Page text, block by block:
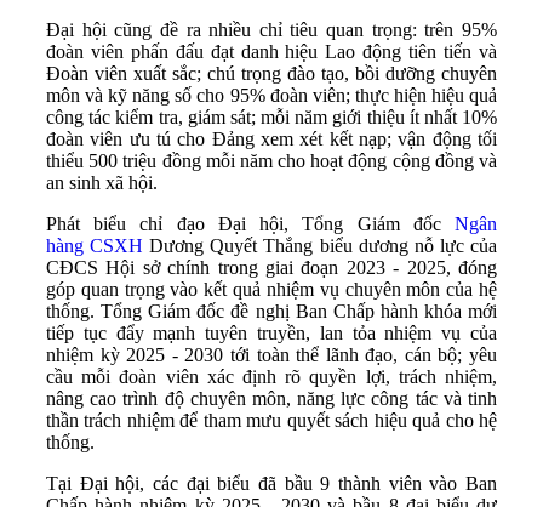
Đại hội cũng đề ra nhiều chỉ tiêu quan trọng: trên 95%
đoàn viên phấn đấu đạt danh hiệu Lao động tiên tiến và
Đoàn viên xuất sắc; chú trọng đào tạo, bồi dưỡng chuyên
môn và kỹ năng số cho 95% đoàn viên; thực hiện hiệu quả
công tác kiểm tra, giám sát; mỗi năm giới thiệu ít nhất 10%
đoàn viên ưu tú cho Đảng xem xét kết nạp; vận động tối
thiểu 500 triệu đồng mỗi năm cho hoạt động cộng đồng và
an sinh xã hội.
Phát biểu chỉ đạo Đại hội, Tổng Giám đốc Ngân
hàng CSXH Dương Quyết Thắng biểu dương nỗ lực của
CĐCS Hội sở chính trong giai đoạn 2023 - 2025, đóng
góp quan trọng vào kết quả nhiệm vụ chuyên môn của hệ
thống. Tổng Giám đốc đề nghị Ban Chấp hành khóa mới
tiếp tục đẩy mạnh tuyên truyền, lan tỏa nhiệm vụ của
nhiệm kỳ 2025 - 2030 tới toàn thể lãnh đạo, cán bộ; yêu
cầu mỗi đoàn viên xác định rõ quyền lợi, trách nhiệm,
nâng cao trình độ chuyên môn, năng lực công tác và tinh
thần trách nhiệm để tham mưu quyết sách hiệu quả cho hệ
thống.
Tại Đại hội, các đại biểu đã bầu 9 thành viên vào Ban